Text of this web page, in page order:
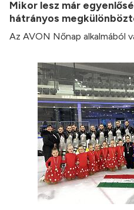
Mikor lesz már
hátrányos
Az AVON Nőnap alkalmából